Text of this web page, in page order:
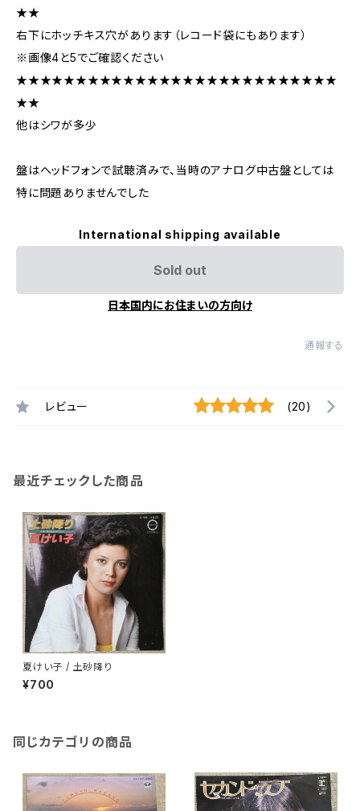
★★
右下にホッチキス穴があります（レコード袋にもあります）
※画像4と5でご確認ください
★★★★★★★★★★★★★★★★★★★★★★★★★★★
★★
他はシワが多少
盤はヘッドフォンで試聴済みで、当時のアナログ中古盤としては
特に問題ありませんでした
International shipping available
Sold out
日本国内にお住まいの方向け
通報する
レビュー (20)
最近チェックした商品
夏けい子 / 土砂降り
¥700
同じカテゴリの商品